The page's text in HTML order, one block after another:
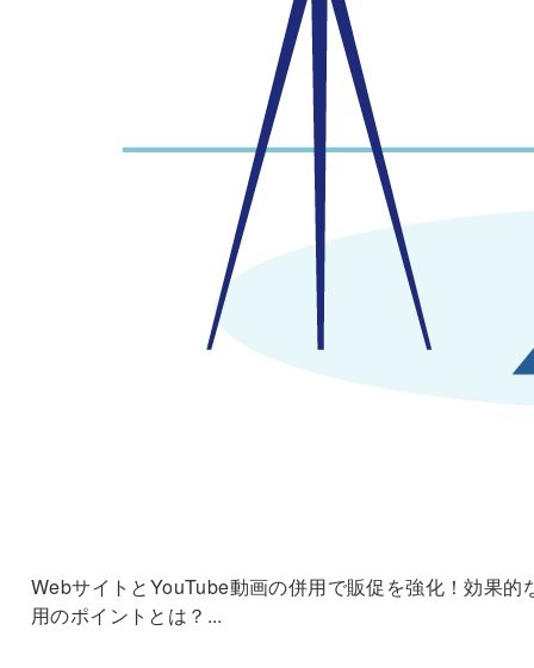
WebサイトとYouTube動画の併用で販促を強化！効果的
用のポイントとは？...